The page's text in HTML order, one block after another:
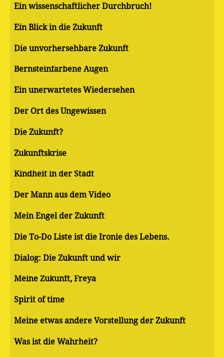
Ein wissenschaftlicher Durchbruch!
Ein Blick in die Zukunft
Die unvorhersehbare Zukunft
Bernsteinfarbene Augen
Ein unerwartetes Wiedersehen
Der Ort des Ungewissen
Die Zukunft?
Zukunftskrise
Kindheit in der Stadt
Der Mann aus dem Video
Mein Engel der Zukunft
Die To-Do Liste ist die Ironie des Lebens.
Dialog: Die Zukunft und wir
Meine Zukunft, Freya
Spirit of time
Meine etwas andere Vorstellung der Zukunft
Was ist die Wahrheit?